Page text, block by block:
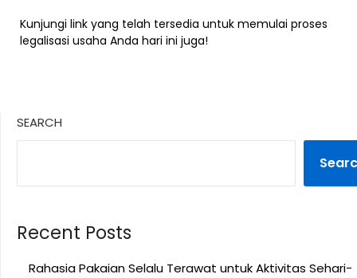
Kunjungi link yang telah tersedia untuk memulai proses
legalisasi usaha Anda hari ini juga!
SEARCH
Recent Posts
Rahasia Pakaian Selalu Terawat untuk Aktivitas Sehari-